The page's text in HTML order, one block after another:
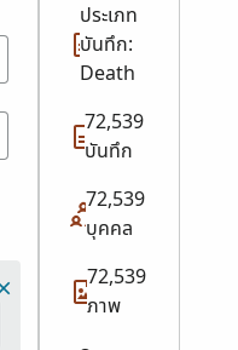
ประเภท
บันทึก:
Death
72,539
บันทึก
72,539
บุคคล
72,539
ภาพ